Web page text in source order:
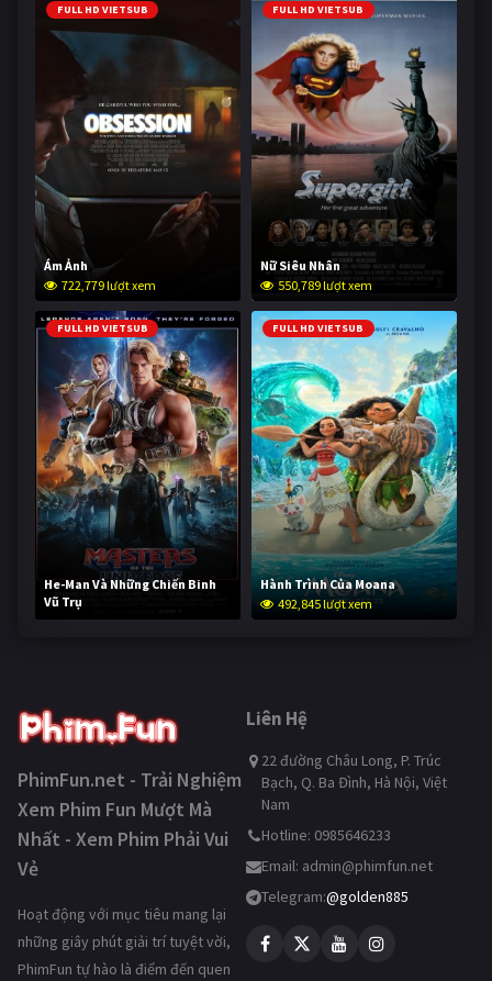
FULL HD VIETSUB
Ám Ảnh
722,779 lượt xem
FULL HD VIETSUB
Nữ Siêu Nhân
550,789 lượt xem
FULL HD VIETSUB
He-Man Và Những Chiến Binh
Vũ Trụ
241,775 lượt xem
FULL HD VIETSUB
Hành Trình Của Moana
492,845 lượt xem
PhimFun.net - Trải Nghiệm
Xem Phim Fun Mượt Mà
Nhất - Xem Phim Phải Vui
Vẻ
Hoạt động với mục tiêu mang lại
những giây phút giải trí tuyệt vời,
PhimFun tự hào là điểm đến quen
Liên Hệ
22 đường Châu Long, P. Trúc
Bạch, Q. Ba Đình, Hà Nội, Việt
Nam
Hotline: 0985646233
Email: admin@phimfun.net
Telegram:@golden885